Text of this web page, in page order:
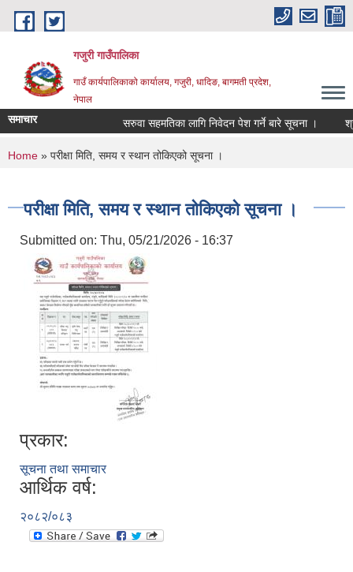
Skip to main content
गजुरी गाउँपालिका
गाउँ कार्यपालिकाको कार्यालय, गजुरी, धादिङ, बागमती प्रदेश,
नेपाल
समाचार सरुवा सहमतिका लागि निवेदन पेश गर्ने बारे सूचना ।
You are here
Home » परीक्षा मिति, समय र स्थान तोकिएको सूचना ।
परीक्षा मिति, समय र स्थान तोकिएको सूचना ।
Submitted on: Thu, 05/21/2026 - 16:37
प्रकार:
सूचना तथा समाचार
आर्थिक वर्ष:
२०८२/०८३